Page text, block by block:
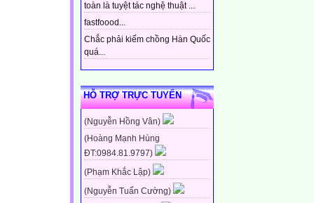
toàn là tuyệt tác nghệ thuật ...
fastfoood...
Chắc phải kiếm chồng Hàn Quốc
quá...
HỖ TRỢ TRỰC TUYẾN
(Nguyễn Hồng Vân)
(Hoàng Mạnh Hùng
ĐT:0984.81.9797)
(Phạm Khắc Lập)
(Nguyễn Tuấn Cường)